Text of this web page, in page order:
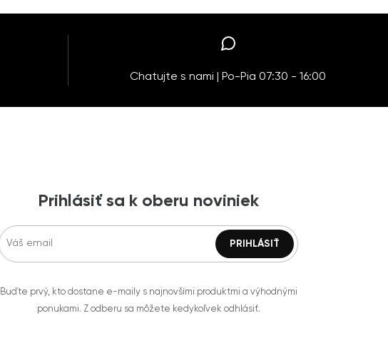
Chatujte s nami | Po-Pia 07:30 - 16:00
Prihlásiť sa k oberu noviniek
Buďte prvý, kto dostane e-maily s najnovšími produktmi a výhodnými
ponukami. Z odberu sa môžete kedykoľvek odhlásiť.